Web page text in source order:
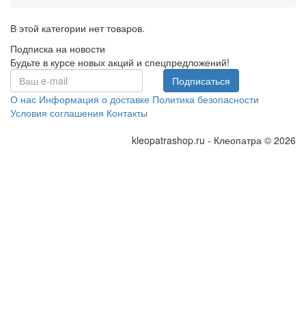
В этой категории нет товаров.
Подписка на новости
Будьте в курсе новых акций и спецпредложений!
Подписаться
О нас Информация о доставке Политика безопасности
Условия соглашения Контакты
kleopatrashop.ru - Клеопатра © 2026